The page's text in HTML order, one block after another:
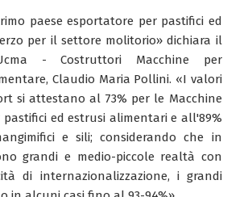
paese esportatore per pastifici ed
per il settore molitorio» dichiara il
- Costruttori Macchine per
Claudio Maria Pollini. «I valori
si attestano al 73% per le Macchine
ed estrusi alimentari e all'89%
e sili; considerando che in
grandi e medio-piccole realtà con
di internazionalizzazione, i grandi